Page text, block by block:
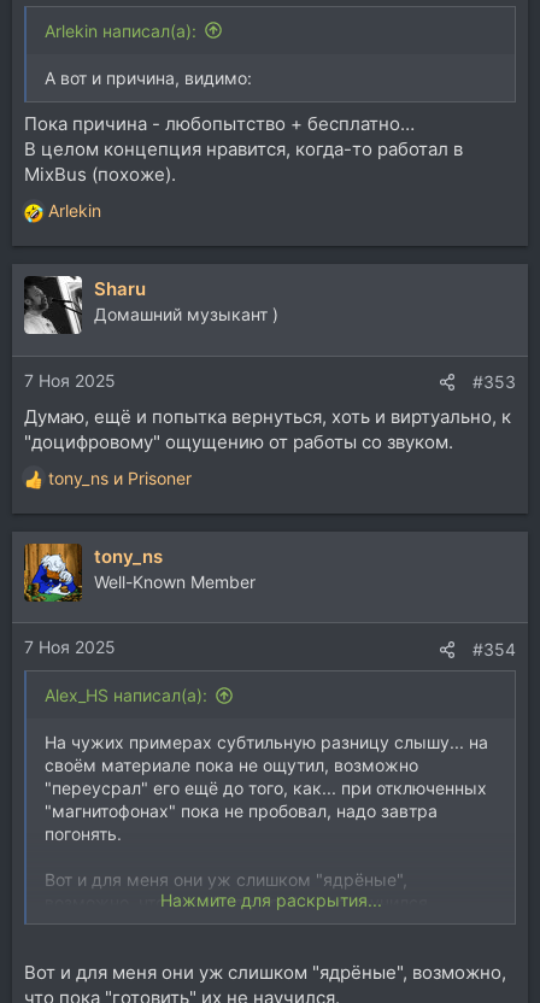
Arlekin написал(а):
А вот и причина, видимо:
Пока причина - любопытство + бесплатно…
В целом концепция нравится, когда-то работал в
MixBus (похоже).
Р
е
а
к
ц
и
и
:
Arlekin
Sharu
Домашний музыкант )
7 Ноя 2025 #353
Думаю, ещё и попытка вернуться, хоть и виртуально, к
"доцифровому" ощущению от работы со звуком.
Р
е
а
к
ц
и
и
:
tony_ns и Prisoner
tony_ns
Well-Known Member
7 Ноя 2025 #354
Alex_HS написал(а):
На чужих примерах субтильную разницу слышу... на
своём материале пока не ощутил, возможно
"переусрал" его ещё до того, как... при отключенных
"магнитофонах" пока не пробовал, надо завтра
погонять.
Вот и для меня они уж слишком "ядрёные",
возможно, что пока "готовить" их не научился.
А тебе-то с чего пригорает? Не всё ли равно, кто
каким молотком гвозди забивает, лишь бы пальцы
Нажмите для раскрытия...
Вот и для меня они уж слишком "ядрёные", возможно,
что пока "готовить" их не научился.